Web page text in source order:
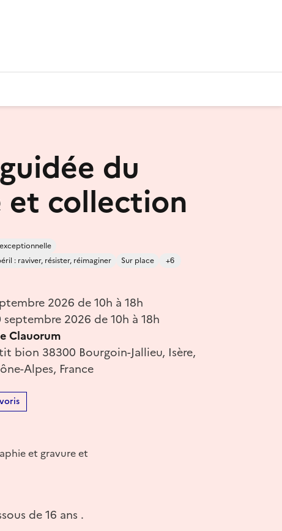
du
et collection
: raviver, résister, réimaginer
Sur place +6
2026 de 10h à 18h
2026 de 10h à 18h
Clauorum
bion 38300 Bourgoin-Jallieu, Isère,
Alpes, France
et gravure et
de 16 ans .